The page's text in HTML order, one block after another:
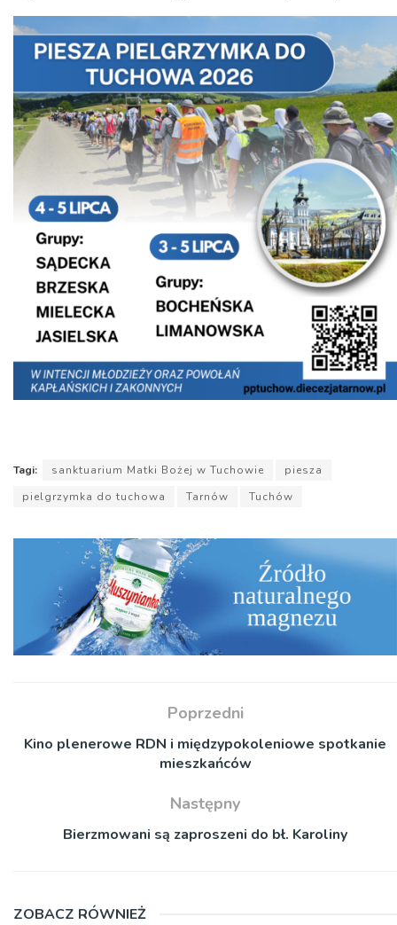
Tagi: sanktuarium Matki Bożej w Tuchowie
piesza
pielgrzymka do tuchowa
Tarnów Tuchów
Poprzedni
Kino plenerowe RDN i międzypokoleniowe spotkanie
mieszkańców
Następny
Bierzmowani są zaproszeni do bł. Karoliny
ZOBACZ RÓWNIEŻ